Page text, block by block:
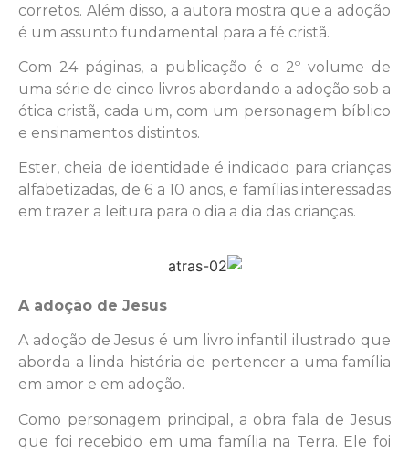
corretos. Além disso, a autora mostra que a adoção
é um assunto fundamental para a fé cristã.
Com 24 páginas, a publicação é o 2º volume de
uma série de cinco livros abordando a adoção sob a
ótica cristã, cada um, com um personagem bíblico
e ensinamentos distintos.
Ester, cheia de identidade é indicado para crianças
alfabetizadas, de 6 a 10 anos, e famílias interessadas
em trazer a leitura para o dia a dia das crianças.
A adoção de Jesus
A adoção de Jesus é um livro infantil ilustrado que
aborda a linda história de pertencer a uma família
em amor e em adoção.
Como personagem principal, a obra fala de Jesus
que foi recebido em uma família na Terra. Ele foi